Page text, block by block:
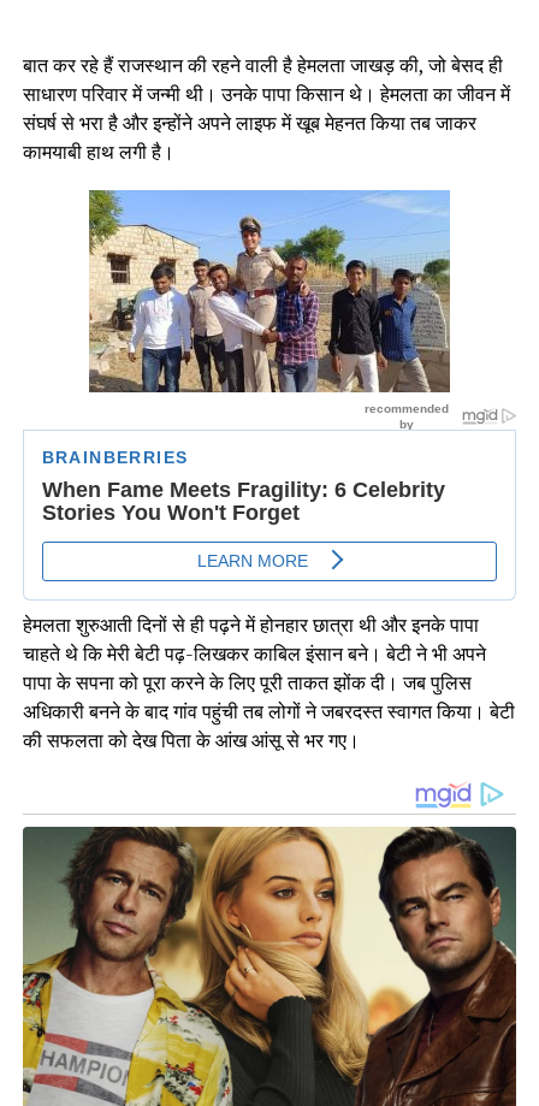
बात कर रहे हैं राजस्थान की रहने वाली है हेमलता जाखड़ की, जो बेसद ही
साधारण परिवार में जन्मी थी। उनके पापा किसान थे। हेमलता का जीवन में
संघर्ष से भरा है और इन्होंने अपने लाइफ में खूब मेहनत किया तब जाकर
कामयाबी हाथ लगी है।
हेमलता शुरुआती दिनों से ही पढ़ने में होनहार छात्रा थी और इनके पापा
चाहते थे कि मेरी बेटी पढ़-लिखकर काबिल इंसान बने। बेटी ने भी अपने
पापा के सपना को पूरा करने के लिए पूरी ताकत झोंक दी। जब पुलिस
अधिकारी बनने के बाद गांव पहुंची तब लोगों ने जबरदस्त स्वागत किया। बेटी
की सफलता को देख पिता के आंख आंसू से भर गए।